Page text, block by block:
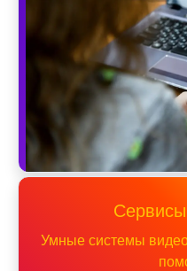
Умные системы